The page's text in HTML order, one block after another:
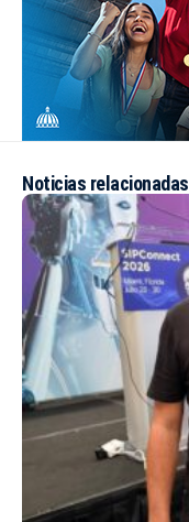
Noticias relacionadas